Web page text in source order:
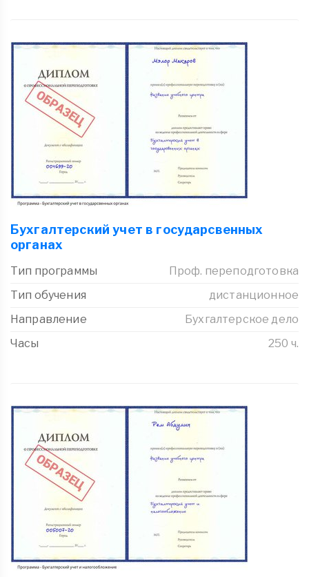
Бухгалтерский учет в государсвенных
органах
Тип программы
Проф. переподготовка
Тип обучения
дистанционное
Направление
Бухгалтерское дело
Часы
250 ч.